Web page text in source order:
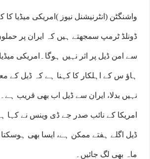
واشنگٹن (انٹرنیشنل نیوز )امریکی میڈیا
ڈونلڈ ٹرمپ سمجھتے ہیں کہ ایران پر
سے امن ڈیل پر اثر نہیں ہوگا۔امریکی
ہاﺅ س کے اہلکار کا کہنا ہے کہ ڈیل کے
نہیں بدلا، ایران سے ڈیل اب بھی قریب
امریکا کے نائب صدر جے ڈی وینس نے کہا
ڈیل اگلے ہفتے ممکن ہے، ایسا بھی
ماہ بھی لگ جائیں۔